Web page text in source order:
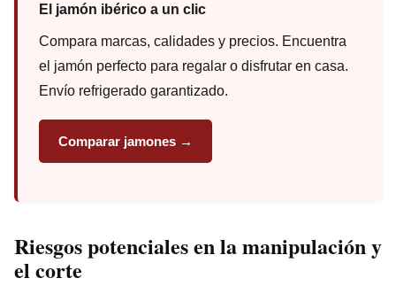
El jamón ibérico a un clic
Compara marcas, calidades y precios. Encuentra
el jamón perfecto para regalar o disfrutar en casa.
Envío refrigerado garantizado.
Comparar jamones →
Riesgos potenciales en la manipulación y
el corte